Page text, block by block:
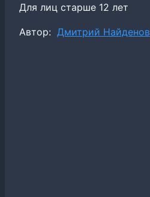
Для лиц старше 12 лет
Метки
Автор: Дмитрий Найденов